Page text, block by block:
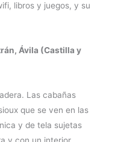
libros y juegos, y su
Ávila (Castilla y
Las cabañas
que se ven en las
y de tela sujetas